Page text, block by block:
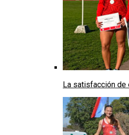
La satisfacción